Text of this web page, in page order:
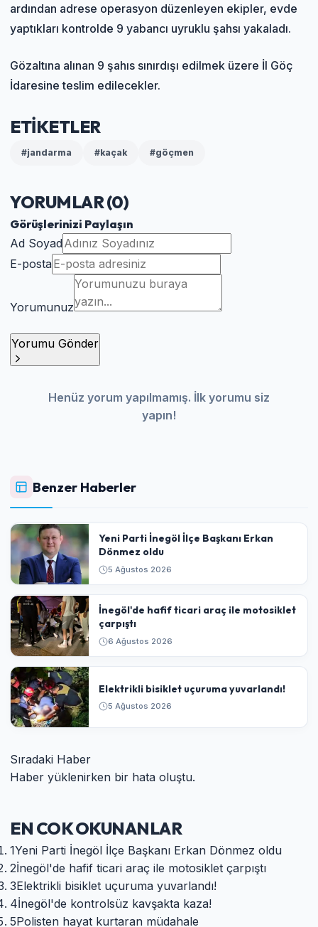
ardından adrese operasyon düzenleyen ekipler, evde
yaptıkları kontrolde 9 yabancı uyruklu şahsı yakaladı.
Gözaltına alınan 9 şahıs sınırdışı edilmek üzere İl Göç
İdaresine teslim edilecekler.
ETİKETLER
#jandarma #kaçak #göçmen
YORUMLAR (0)
Görüşlerinizi Paylaşın
Ad Soyad
E-posta
Yorumunuz
Yorumu Gönder
Henüz yorum yapılmamış. İlk yorumu siz
yapın!
Benzer Haberler
Yeni Parti İnegöl İlçe Başkanı Erkan
Dönmez oldu
5 Ağustos 2026
İnegöl'de hafif ticari araç ile motosiklet
çarpıştı
6 Ağustos 2026
Elektrikli bisiklet uçuruma yuvarlandı!
5 Ağustos 2026
Sıradaki Haber
Haber yüklenirken bir hata oluştu.
EN COK OKUNANLAR
1Yeni Parti İnegöl İlçe Başkanı Erkan Dönmez oldu
2İnegöl'de hafif ticari araç ile motosiklet çarpıştı
3Elektrikli bisiklet uçuruma yuvarlandı!
4İnegöl'de kontrolsüz kavşakta kaza!
5Polisten hayat kurtaran müdahale